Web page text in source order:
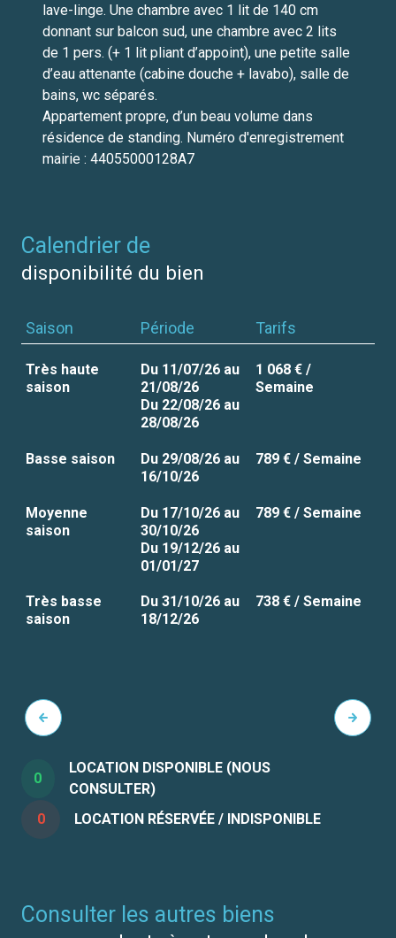
lave-linge. Une chambre avec 1 lit de 140 cm
donnant sur balcon sud, une chambre avec 2 lits
de 1 pers. (+ 1 lit pliant d’appoint), une petite salle
d’eau attenante (cabine douche + lavabo), salle de
bains, wc séparés.
Appartement propre, d’un beau volume dans
résidence de standing. Numéro d'enregistrement
mairie : 44055000128A7
calendrier de
disponibilité du bien
Saison Période Tarifs
Très haute
saison
Du 11/07/26 au
21/08/26
Du 22/08/26 au
28/08/26
1 068 € /
Semaine
Basse saison
Du 29/08/26 au
16/10/26
789 € / Semaine
Moyenne
saison
Du 17/10/26 au
30/10/26
Du 19/12/26 au
01/01/27
789 € / Semaine
Très basse
saison
Du 31/10/26 au
18/12/26
738 € / Semaine
0
LOCATION DISPONIBLE (NOUS
CONSULTER)
0
LOCATION RÉSERVÉE / INDISPONIBLE
consulter les autres biens